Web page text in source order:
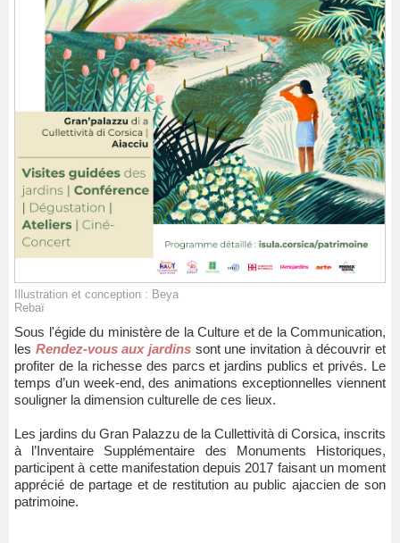
Illustration et conception : Beya
Rebaï
Sous l'égide du ministère de la Culture et de la Communication,
les Rendez-vous aux jardins sont une invitation à découvrir et
profiter de la richesse des parcs et jardins publics et privés. Le
temps d’un week-end, des animations exceptionnelles viennent
souligner la dimension culturelle de ces lieux.
Les jardins du Gran Palazzu de la Cullettività di Corsica, inscrits
à ​l’Inventaire Supplémentaire des Monuments Historiques,
participent à cette manifestation depuis 2017 faisant un moment
apprécié de partage et de restitution au public ajaccien de son
patrimoine.